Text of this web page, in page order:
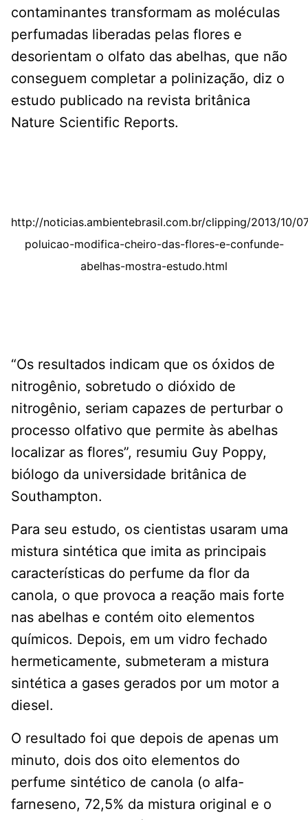
contaminantes transformam as moléculas
perfumadas liberadas pelas flores e
desorientam o olfato das abelhas, que não
conseguem completar a polinização, diz o
estudo publicado na revista britânica
Nature Scientific Reports.
http://noticias.ambientebrasil.com.br/clipping/2013/10/
poluicao-modifica-cheiro-das-flores-e-confunde-
abelhas-mostra-estudo.html
“Os resultados indicam que os óxidos de
nitrogênio, sobretudo o dióxido de
nitrogênio, seriam capazes de perturbar o
processo olfativo que permite às abelhas
localizar as flores”, resumiu Guy Poppy,
biólogo da universidade britânica de
Southampton.
Para seu estudo, os cientistas usaram uma
mistura sintética que imita as principais
características do perfume da flor da
canola, o que provoca a reação mais forte
nas abelhas e contém oito elementos
químicos. Depois, em um vidro fechado
hermeticamente, submeteram a mistura
sintética a gases gerados por um motor a
diesel.
O resultado foi que depois de apenas um
minuto, dois dos oito elementos do
perfume sintético de canola (o alfa-
farneseno, 72,5% da mistura original e o